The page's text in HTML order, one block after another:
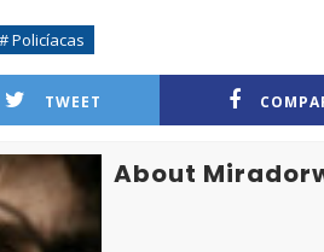
# Policíacas
TWEET
About